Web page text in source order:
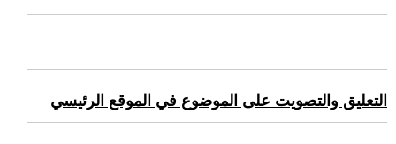
التعليق والتصويت على الموضوع في الموقع الرئيسي